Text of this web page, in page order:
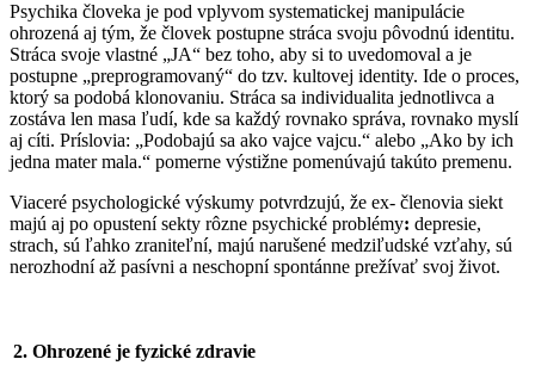
Psychika človeka je pod vplyvom systematickej manipulácie
ohrozená aj tým, že človek postupne stráca svoju pôvodnú identitu.
Stráca svoje vlastné „JA“ bez toho, aby si to uvedomoval a je
postupne „preprogramovaný“ do tzv. kultovej identity. Ide o proces,
ktorý sa podobá klonovaniu. Stráca sa individualita jednotlivca a
zostáva len masa ľudí, kde sa každý rovnako správa, rovnako myslí
aj cíti. Príslovia: „Podobajú sa ako vajce vajcu.“ alebo „Ako by ich
jedna mater mala.“ pomerne výstižne pomenúvajú takúto premenu.
Viaceré psychologické výskumy potvrdzujú, že ex- členovia siekt
majú aj po opustení sekty rôzne psychické problémy: depresie,
strach, sú ľahko zraniteľní, majú narušené medziľudské vzťahy, sú
nerozhodní až pasívni a neschopní spontánne prežívať svoj život.
2. Ohrozené je fyzické zdravie